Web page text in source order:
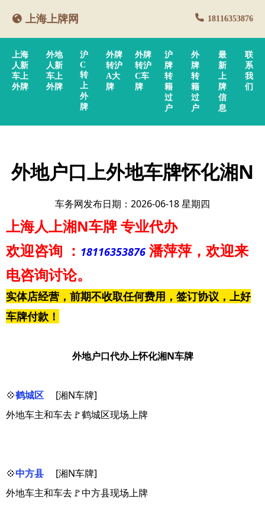
上海上牌网 18116353876
上海
人新
车上
外牌
外地
人新
车上
外牌
沪
C
转
上
外
牌
外牌
转沪
A大
牌
外牌
转沪
C车
牌
沪
牌
转
籍
过
户
外
牌
转
籍
过
户
最
新
上
牌
信
息
联
系
我
们
外地户口上外地车牌怀化湘N
车务网发布日期：2026-06-18 星期四
上海人上湘N车牌专业代办
欢迎咨询 ： 18116353876 潘萍萍 ，欢迎来
电咨询讨论。
实体店经营，前期不收取任何费用，签订协议，上好
车牌付款！
外地户口代办上怀化湘N车牌
💠鹤城区
[湘N车牌]
外地车主和车去🚩鹤城区现场上牌
💠中方县
[湘N车牌]
外地车主和车去🚩中方县现场上牌